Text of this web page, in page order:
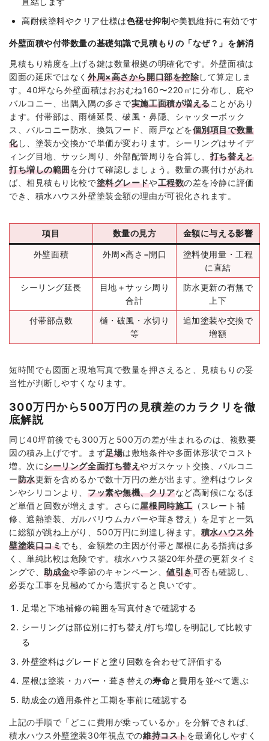
高耐候塗料やクリア仕様は色褪せ抑制や美観維持に有効です
外壁面積や付帯数量の基礎知識で見積もりの「なぜ？」を解消
見積もり精度を上げる鍵は数量根拠の明確化です。外壁面積は
図面の延床ではなく外周×高さから開口部を控除して算定しま
す。40坪なら外壁面積はおおむね160〜220㎡に分布し、庇や
バルコニー、出隅入隅の多さで実施工面積が増えることがあり
ます。付帯部は、雨樋延長、破風・鼻隠、シャッターボック
ス、バルコニー防水、換気フード、雨戸などを個別項目で数量
化し、塗装か交換かで単価が変わります。シーリングはサイデ
ィング目地、サッシ周り、外部配管周りを合算し、 打ち替えと
打ち増しの範囲を分けて確認しましょう。数量の裏付けがあれ
ば、相見積もり比較で塗料グレードや工程数の差を冷静に評価
でき、積水ハウス外壁塗装金額の理由が可視化されます。
項目 数量の見方 金額に与える影響
外壁面積 外周×高さ−開口
塗料使用量・工程
に直結
シーリング延長
目地＋サッシ周り
合計
防水更新の有無で
上下
付帯部点数
樋・破風・水切り
等
追加塗装や交換で
増額
短時間でも図面と現地写真で数量を押さえると、見積もりの妥
当性が判断しやすくなります。
300万円から500万円の見積差のカラクリを徹
底解説
同じ40坪前後でも300万と500万の差が生まれるのは、複数要
因の積み上げです。まず足場は敷地条件や多面体形状でコスト
増。次にシーリング全面打ち替えやガスケット交換、バルコニ
ー防水更新を含めるかで数十万円の差が出ます。塗料はウレタ
ンやシリコンより、フッ素や無機、クリアなど高耐候になるほ
ど単価と回数が増えます。さらに屋根同時施工（スレート補
修、遮熱塗装、ガルバリウムカバーや葺き替え）を足すと一気
に総額が跳ね上がり、500万円に到達し得ます。 積水ハウス外
壁塗装口コミでも、金額差の主因が付帯と屋根にある指摘は多
く、単純比較は危険です。積水ハウス築20年外壁の更新タイミ
ングで、助成金や季節のキャンペーン、値引き可否も確認し、
必要な工事を見極めてから選択すると良いです。
足場と下地補修の範囲を写真付きで確認する
シーリングは部位別に打ち替え/打ち増しを明記して比較す
る
外壁塗料はグレードと塗り回数を合わせて評価する
屋根は塗装・カバー・葺き替えの寿命と費用を並べて選ぶ
助成金の適用条件と工期を事前に確認する
上記の手順で「どこに費用が乗っているか」を分解できれば、
積水ハウス外壁塗装30年視点での維持コストを最適化しやすく